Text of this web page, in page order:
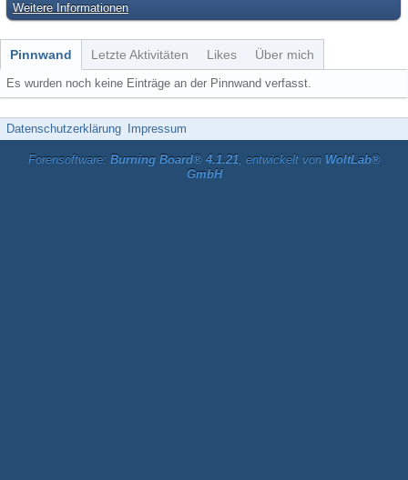
Weitere Informationen
Pinnwand Letzte Aktivitäten Likes Über mich
Es wurden noch keine Einträge an der Pinnwand verfasst.
Datenschutzerklärung Impressum
Forensoftware: Burning Board® 4.1.21, entwickelt von WoltLab®
GmbH